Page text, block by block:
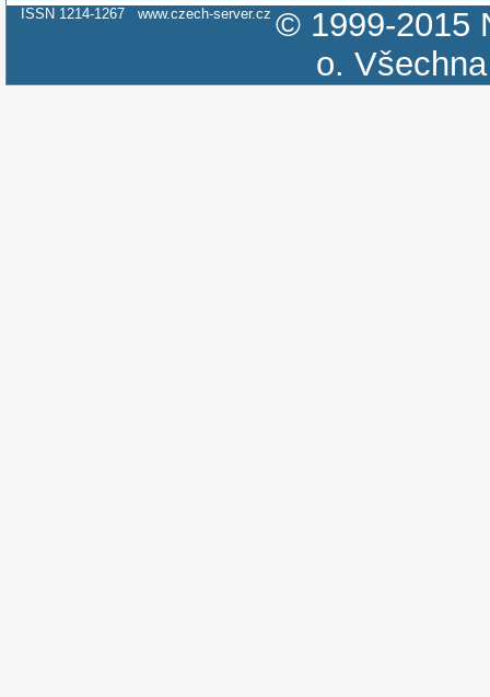
ISSN 1214-1267 www.czech-server.cz © 1999-2015
o.